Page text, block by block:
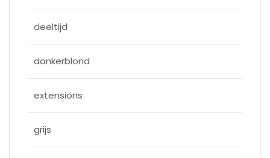
deeltijd
donkerblond
extensions
grijs